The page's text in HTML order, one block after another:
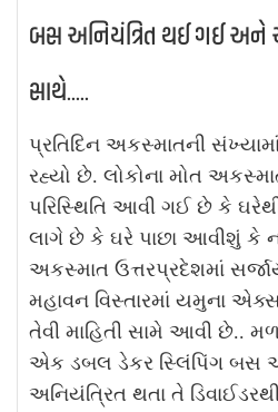
બસ અનિયંત્રિત થઈ ગઈ અને
સાથે.....
પ્રતિદિન અકસ્માતની
રહ્યો છે. લોકોના મોત
પરિસ્થિતિ આવી ગઈ છે કે
લાગે છે કે ઘરે પાછા આવીશું કે
અકસ્માત ઉત્તરપ્રદેશમાં
મહાવન વિસ્તારમાં યમુના
તેવી માહિતી સામે આવી છે..
એક ડબલ ડેકર સ્લિંપિંગ બસ
અનિયંત્રિત થતા તે